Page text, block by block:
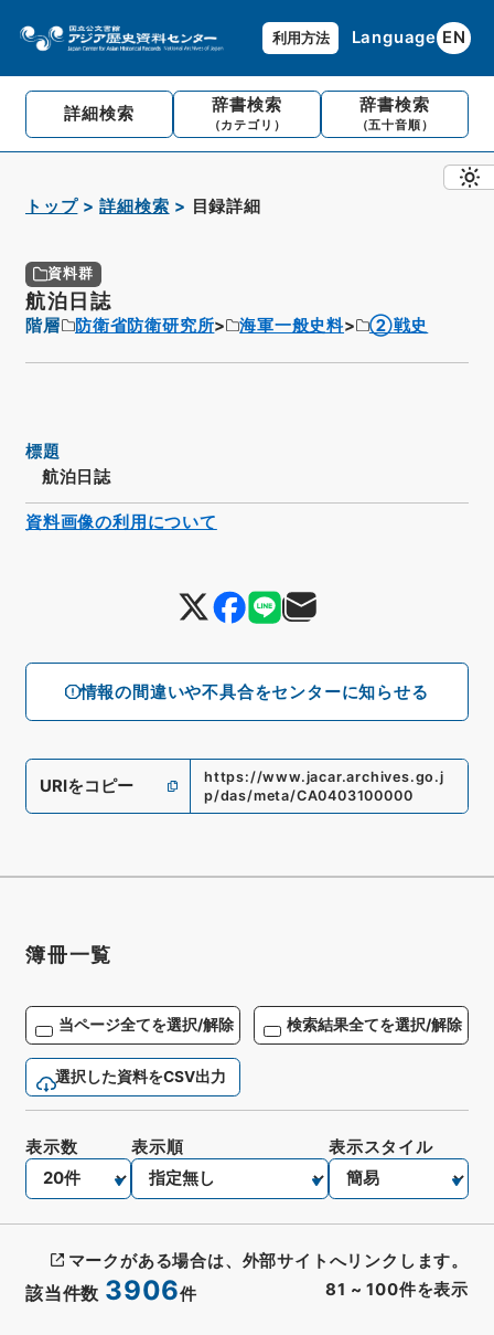
利用方法 Language EN
詳細検索 辞書検索
（カテゴリ）
辞書検索
（五十音順）
トップ 詳細検索 目録詳細
資料群
航泊日誌
階層 防衛省防衛研究所 海軍一般史料 ②戦史
情報の間違いや不具合をセンターに知らせる
標題
航泊日誌
URIをコピー
https://www.jacar.archives.go.j
p/das/meta/CA0403100000
資料画像の利用について
簿冊一覧
当ページ全てを選択/解除 検索結果全てを選択/解除
選択した資料をCSV出力
該当件数 3906件 81 ~ 100件を表示
表示数 表示順 表示スタイル
マークがある場合は、外部サイトへリンクします。